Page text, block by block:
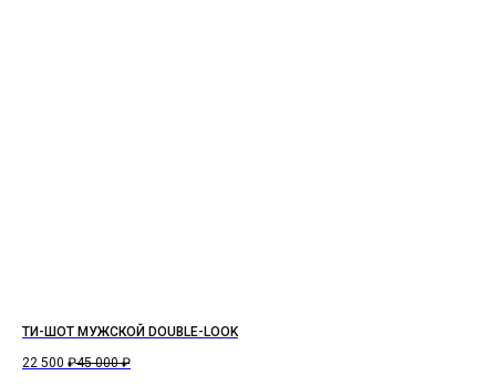
ТИ-ШОТ МУЖСКОЙ DOUBLE-LOOK
22 500 ₽45 000 ₽